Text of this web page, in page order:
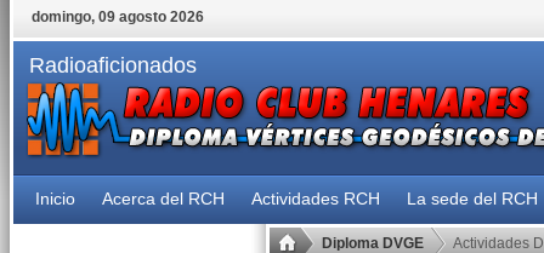
domingo, 09 agosto 2026
Radioaficionados
Inicio Acerca del RCH Actividades RCH La sede del RCH
Diploma DVGE Actividades